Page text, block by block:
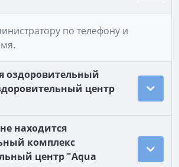
по телефону и
оздоровительный
центр
находится
комплекс
центр "Aqua